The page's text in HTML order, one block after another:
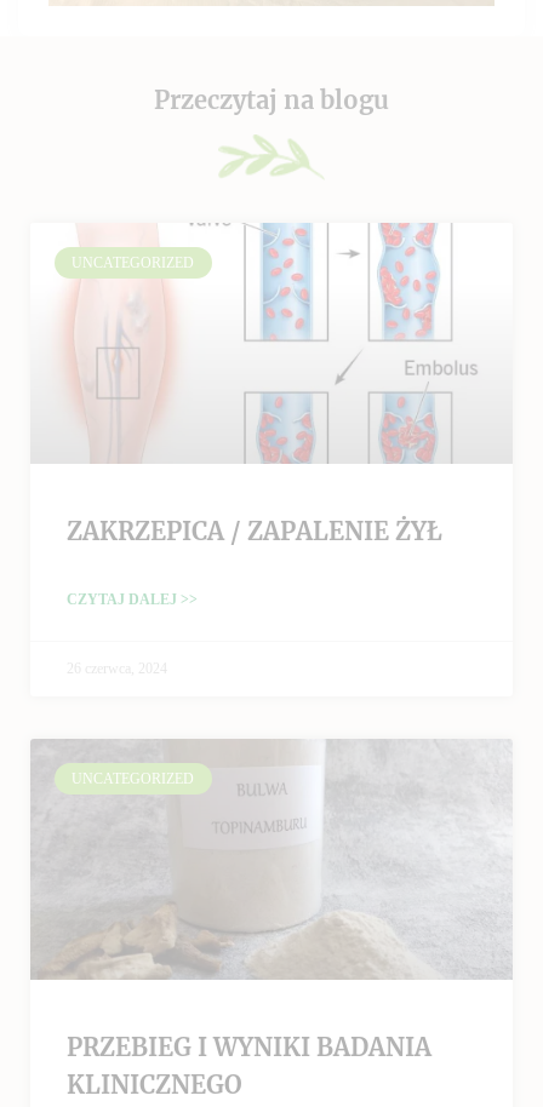
Przeczytaj na blogu
UNCATEGORIZED
ZAKRZEPICA / ZAPALENIE ŻYŁ
CZYTAJ DALEJ >>
26 czerwca, 2024
UNCATEGORIZED
PRZEBIEG I WYNIKI BADANIA
KLINICZNEGO